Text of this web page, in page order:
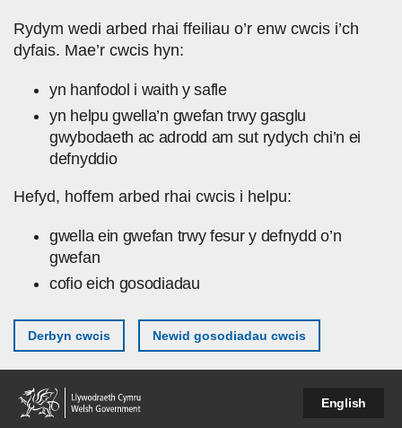
Rydym wedi arbed rhai ffeiliau o’r enw cwcis i’ch
dyfais. Mae’r cwcis hyn:
yn hanfodol i waith y safle
yn helpu gwella’n gwefan trwy gasglu
gwybodaeth ac adrodd am sut rydych chi’n ei
defnyddio
Hefyd, hoffem arbed rhai cwcis i helpu:
gwella ein gwefan trwy fesur y defnydd o’n
gwefan
cofio eich gosodiadau
Derbyn cwcis Newid gosodiadau cwcis
English